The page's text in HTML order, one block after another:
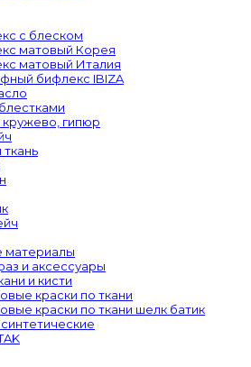
с блеском
матовый Корея
матовый Италия
бифлекс IBIZA
гипюр
материалы
и аксессуары
и кисти
краски по ткани
краски по ткани шелк батик